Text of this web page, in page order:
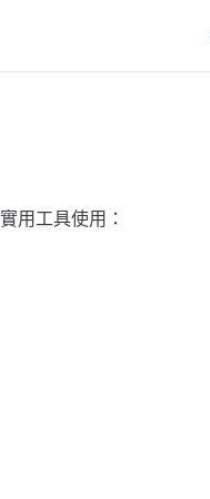
實用工具使用：